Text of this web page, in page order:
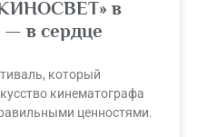
в
— в сердце
который
кинематографа
ценностями.